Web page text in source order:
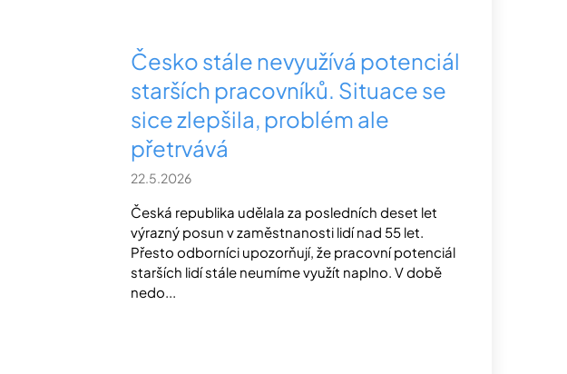
Česko stále nevyužívá potenciál
starších pracovníků. Situace se
sice zlepšila, problém ale
přetrvává
22.5.2026
Česká republika udělala za posledních deset let
výrazný posun v zaměstnanosti lidí nad 55 let.
Přesto odborníci upozorňují, že pracovní potenciál
starších lidí stále neumíme využít naplno. V době
nedo...